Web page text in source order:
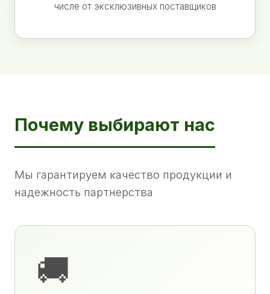
числе от эксклюзивных поставщиков
Почему выбирают нас
Мы гарантируем качество продукции и
надежность партнерства
🚚